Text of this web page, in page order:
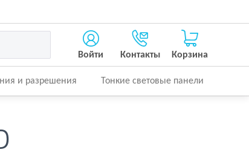
Войти Контакты Корзина
и разрешения Тонкие световые панели